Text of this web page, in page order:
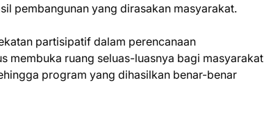
pembangunan yang dirasakan masyarakat.
partisipatif dalam perencanaan
membuka ruang seluas-luasnya bagi masyarakat
program yang dihasilkan benar-benar